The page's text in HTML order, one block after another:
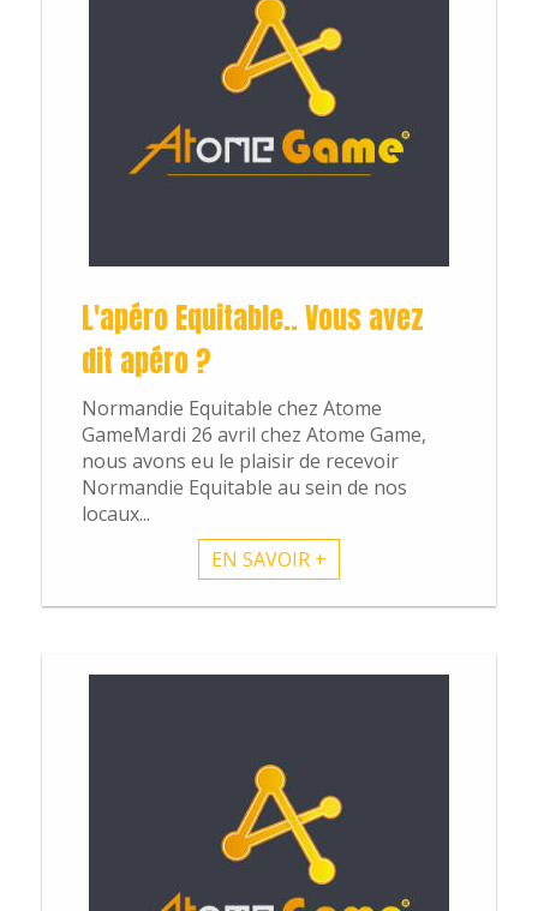
L'apéro Equitable.. Vous avez
dit apéro ?
Normandie Equitable chez Atome
GameMardi 26 avril chez Atome Game,
nous avons eu le plaisir de recevoir
Normandie Equitable au sein de nos
locaux...
EN SAVOIR +